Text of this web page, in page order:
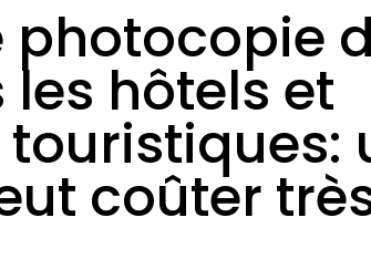
photocopie
hôtels et
coûter